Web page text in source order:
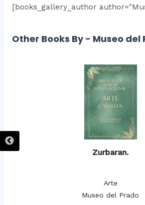
[books_gallery_author
Other Books By - Museo del
Zurbaran.
Arte
Museo del Prado